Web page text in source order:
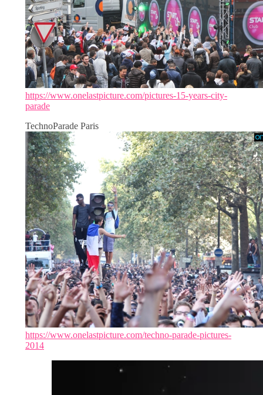
https://www.onelastpicture.com/pictures-15-years-city-
parade
TechnoParade Paris
https://www.onelastpicture.com/techno-parade-pictures-
2014